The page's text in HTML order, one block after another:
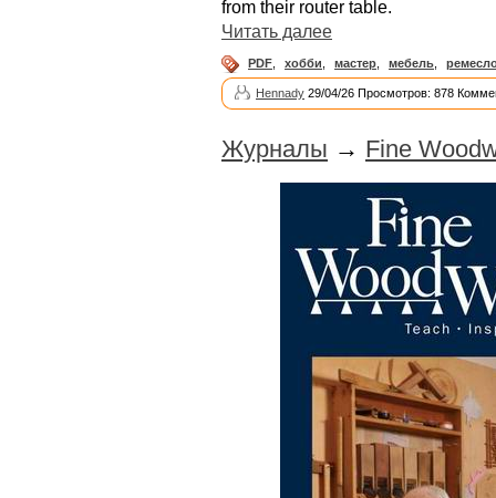
from their router table.
Читать далее
PDF хобби мастер мебель
Hennady 29/04/26 Просмотров: 878
Журналы → Fine